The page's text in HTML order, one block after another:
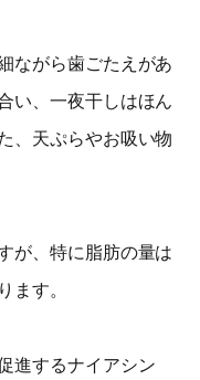
ながら歯ごたえがあ
い、一夜干しはほん
、天ぷらやお吸い物
が、特に脂肪の量は
ます。
進するナイアシン